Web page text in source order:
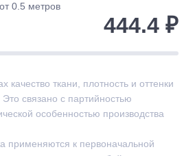
от 0.5 метров
444.4 ₽
качество ткани, плотность и оттенки
Это связано с партийностью
особенностью производства
применяются к первоначальной